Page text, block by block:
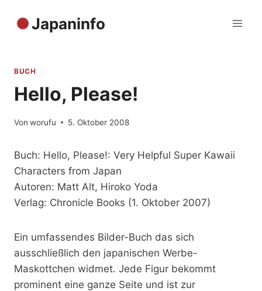
Inhalt
Japaninfo
BUCH
Hello, Please!
Von worufu 5. Oktober 2008
Buch: Hello, Please!: Very Helpful Super Kawaii
Characters from Japan
Autoren: Matt Alt, Hiroko Yoda
Verlag: Chronicle Books (1. Oktober 2007)
Ein umfassendes Bilder-Buch das sich
ausschließlich den japanischen Werbe-
Maskottchen widmet. Jede Figur bekommt
prominent eine ganze Seite und ist zur